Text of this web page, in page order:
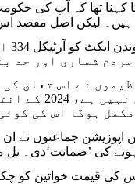
لیکن اصل مقصد اس
شماری اور حد
نے اس تعلق
کوئی
ہوگا اس کی
کی ’ضمانت‘دی۔ بل
کی قیمت خواتین کو